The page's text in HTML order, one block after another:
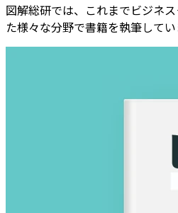
図解総研では、これまでビジネ
た様々な分野で書籍を執筆してい